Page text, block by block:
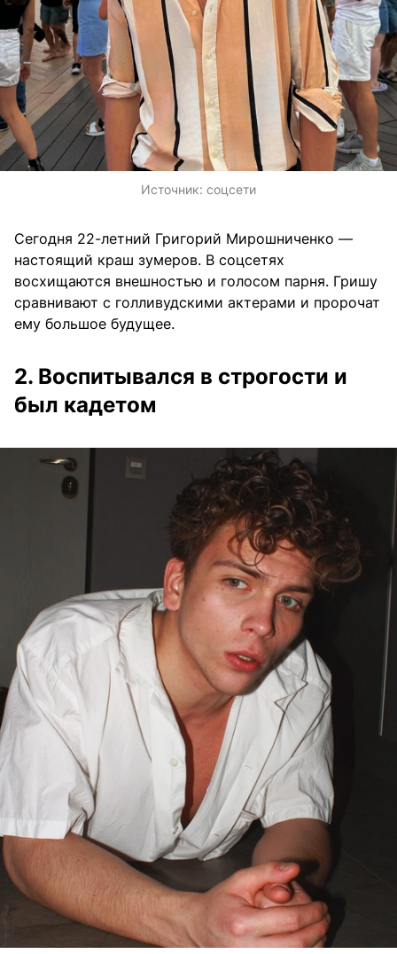
Источник: соцсети
Сегодня 22-летний Григорий Мирошниченко —
настоящий краш зумеров. В соцсетях
восхищаются внешностью и голосом парня. Гришу
сравнивают с голливудскими актерами и пророчат
ему большое будущее.
2. Воспитывался в строгости и
был кадетом